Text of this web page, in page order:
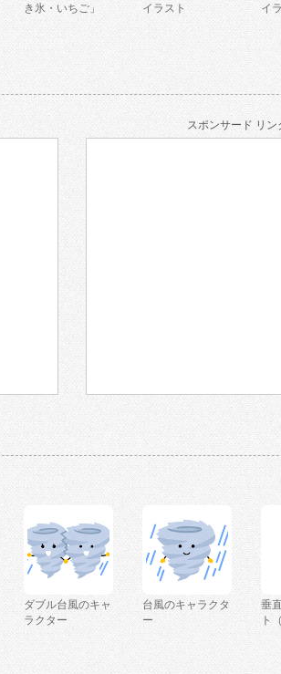
き氷・いちご」
イラスト
イ
スポンサード リン
ダブル台風のキャ
ラクター
台風のキャラクタ
ー
垂
ト